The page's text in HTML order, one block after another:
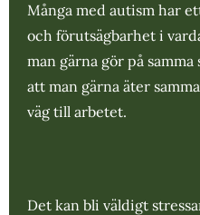
Många med autism har
och förutsägbarhet i
man gärna gör på
att man gärna äter
väg till arbetet.
Det kan bli väldigt